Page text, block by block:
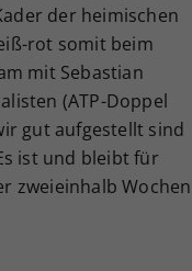
der heimischen
rot somit beim
mit Sebastian
(ATP-Doppel
gut aufgestellt sind
ist und bleibt für
zweieinhalb Wochen